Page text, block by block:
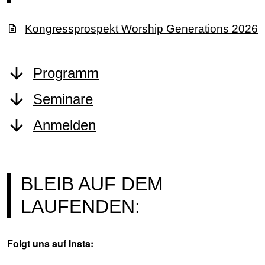
Kongressprospekt Worship Generations 2026
Programm
Seminare
Anmelden
BLEIB AUF DEM
LAUFENDEN:
Folgt uns auf Insta: